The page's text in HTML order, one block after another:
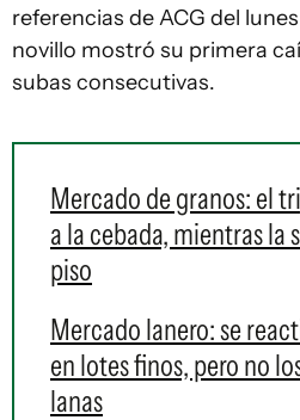
referencias de ACG del
novillo mostró su primera
subas consecutivas.
Mercado de granos: el
a la cebada, mientras la
piso
Mercado lanero: se
en lotes finos, pero no
lanas